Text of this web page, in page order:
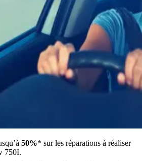
50%* sur les réparations à réaliser
750I.